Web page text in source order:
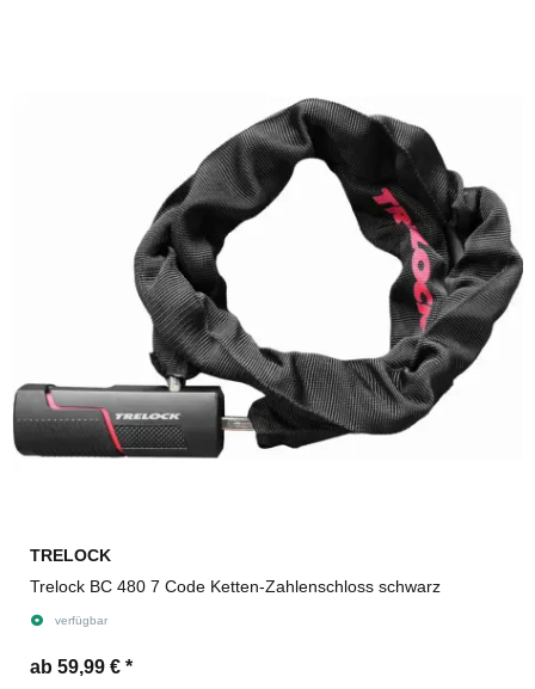
TRELOCK
Trelock BC 480 7 Code Ketten-Zahlenschloss schwarz
verfügbar
ab 59,99 € *